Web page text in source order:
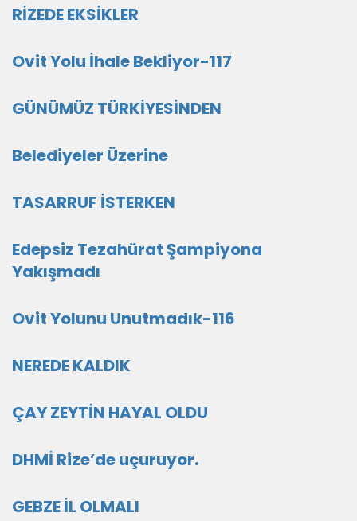
RİZEDE EKSİKLER
Ovit Yolu İhale Bekliyor-117
GÜNÜMÜZ TÜRKİYESİNDEN
Belediyeler Üzerine
TASARRUF İSTERKEN
Edepsiz Tezahürat Şampiyona
Yakışmadı
Ovit Yolunu Unutmadık-116
NEREDE KALDIK
ÇAY ZEYTİN HAYAL OLDU
DHMİ Rize’de uçuruyor.
GEBZE İL OLMALI